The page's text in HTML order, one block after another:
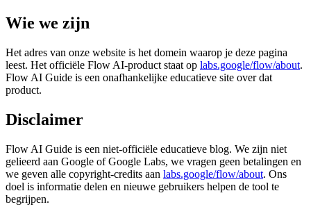
Wie we zijn
Het adres van onze website is het domein waarop je deze pagina
leest. Het officiële Flow AI-product staat op labs.google/flow/about.
Flow AI Guide is een onafhankelijke educatieve site over dat
product.
Disclaimer
Flow AI Guide is een niet-officiële educatieve blog. We zijn niet
gelieerd aan Google of Google Labs, we vragen geen betalingen en
we geven alle copyright-credits aan labs.google/flow/about. Ons
doel is informatie delen en nieuwe gebruikers helpen de tool te
begrijpen.